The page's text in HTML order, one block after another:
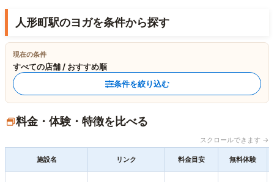
人形町駅のヨガを条件から探す
現在の条件
すべての店舗 / おすすめ順
条件を絞り込む
料金・体験・特徴を比べる
スクロールできます →
施設名 リンク 料金目安 無料体験